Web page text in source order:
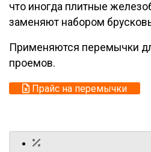
что иногда плитные
заменяют набором
Применяются перемычки
проемов.
Прайс на перемычки